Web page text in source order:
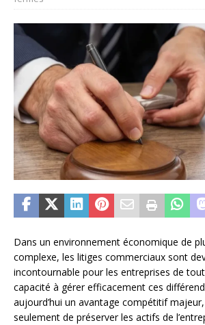
Dans un environnement économique de
complexe, les litiges commerciaux sont
incontournable pour les entreprises de
capacité à gérer efficacement ces
aujourd’hui un avantage compétitif
seulement de préserver les actifs de